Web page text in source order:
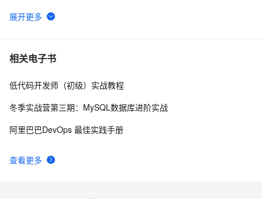
6
阿里云新推出 HiTSDB + IoT套件 物联网设备上云步
7 AIoT设备上云最佳实践集锦【持续更新，建议收藏】
8 【直播回顾】小眯眼摄像头产品培训 - 物联网爆品推
KafKa+OTS+MaxCompute 完成了一次物联网系统
相关电子书
查看更多
低代码开发师（初级）实战教程
冬季实战营第三期：MySQL数据库进阶实战
阿里巴巴DevOps 最佳实践手册